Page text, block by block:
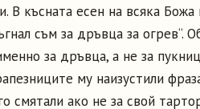
В късната есен на всяка
съм за дръвца за огрев“.
за дръвца, а не за
му наизустили
смятали ако не за свой